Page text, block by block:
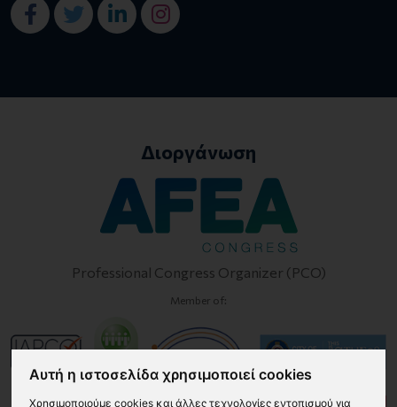
Αυτή η ιστοσελίδα χρησιμοποιεί cookies
Χρησιμοποιούμε cookies και άλλες τεχνολογίες εντοπισμού για
Διοργάνωση
Professional Congress Organizer (PCO)
Member of: